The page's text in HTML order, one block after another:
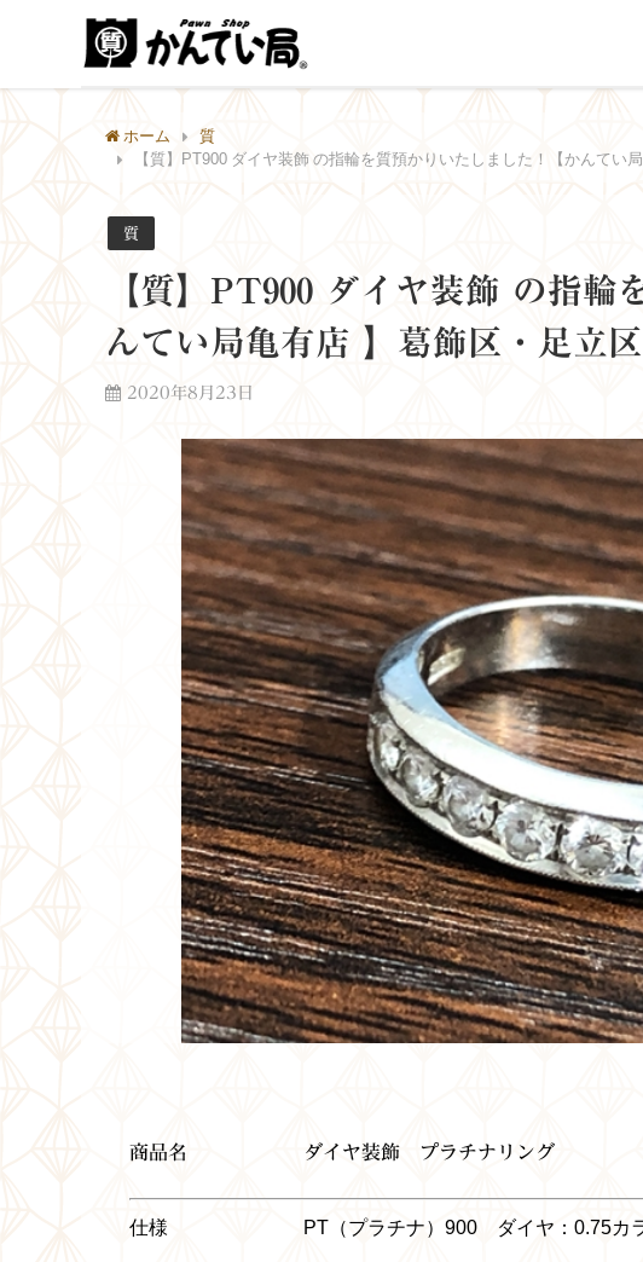
ホーム
質
【質】PT900 ダイヤ装飾 の指輪を質預かりいたしました！【かんて
質
【質】PT900 ダイヤ装飾 の指輪
んてい局亀有店 】葛飾区・足立
2020年8月23日
商品名 ダイヤ装飾 プラチナリング
仕様 PT（プラチナ）900 ダイヤ：0.75カラ